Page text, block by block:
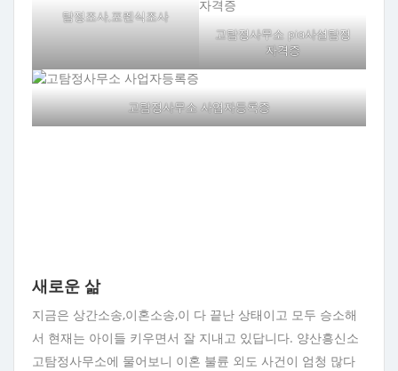
탐정조사,포렌식조사
고탐정사무소 pia사설탐정
자격증
고탐정사무소 사업자등록증
새로운 삶
지금은 상간소송,이혼소송,이 다 끝난 상태이고 모두 승소해
서 현재는 아이들 키우면서 잘 지내고 있답니다. 양산흥신소
고탐정사무소에 물어보니 이혼 불륜 외도 사건이 엄청 많다